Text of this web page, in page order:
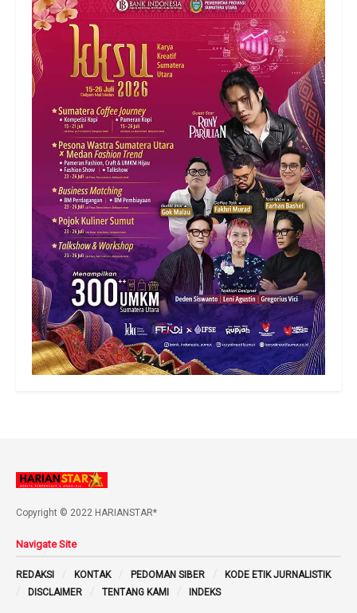
Copyright © 2022 HARIANSTAR*
Navigate Site
REDAKSI KONTAK PEDOMAN SIBER
KODE ETIK JURNALISTIK
DISCLAIMER
TENTANG KAMI INDEKS